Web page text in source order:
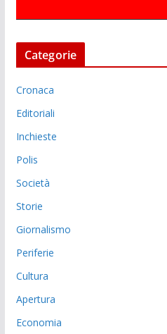
Categorie
Cronaca
Editoriali
Inchieste
Polis
Società
Storie
Giornalismo
Periferie
Cultura
Apertura
Economia